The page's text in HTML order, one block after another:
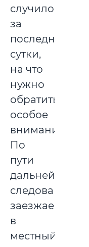
случилось
за
последние
сутки,
на что
нужно
обратить
особое
внимание.
По
пути
дальнейшего
следования
заезжаем
в
местный